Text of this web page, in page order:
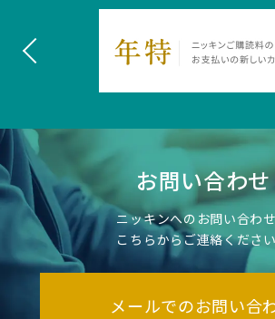
お問い合わせ
ニッキンへのお問い合わ
こちらからご連絡ください
メールでのお問い合